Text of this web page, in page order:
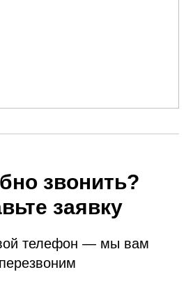
звонить?
заявку
телефон — мы вам
перезвоним